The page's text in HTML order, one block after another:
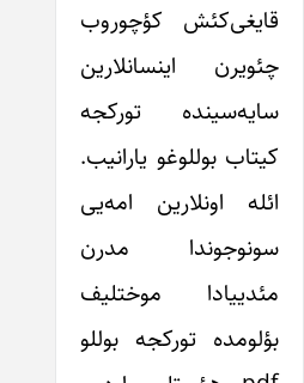
قایغی‌کئش کؤچوروب
چئویرن اینسانلارین
سایه‌سینده تورکجه
کیتاب بوللوغو یارانیب.
ائله اونلارین امه‌یی
سونوجوندا مدرن
مئدییادا موختلیف
بؤلومده تورکجه بوللو